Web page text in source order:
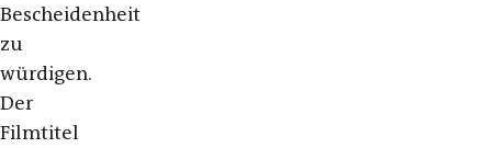
Bescheidenheit
zu
würdigen.
Der
Filmtitel